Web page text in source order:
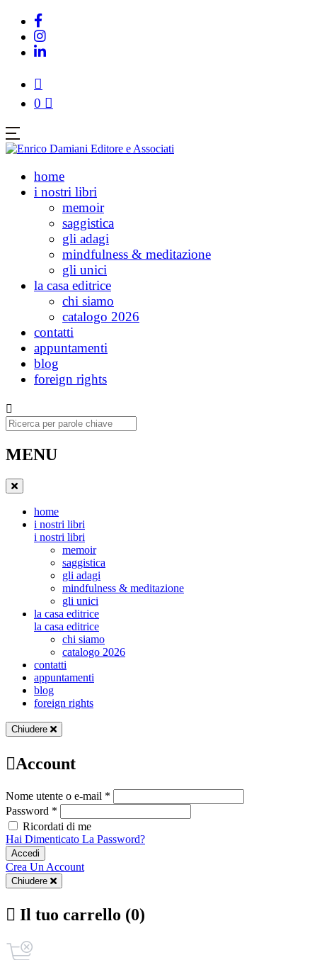
0
home
i nostri libri
memoir
saggistica
gli adagi
mindfulness & meditazione
gli unici
la casa editrice
chi siamo
catalogo 2026
contatti
appuntamenti
blog
foreign rights
Ricerca
MENU
home
i nostri libri
i nostri libri
memoir
saggistica
gli adagi
mindfulness & meditazione
gli unici
la casa editrice
la casa editrice
chi siamo
catalogo 2026
contatti
appuntamenti
blog
foreign rights
Chiudere
Account
Nome utente o e-mail *
Password *
Ricordati di me
Hai Dimenticato La Password?
Accedi
Crea Un Account
Chiudere
Il tuo carrello (0)